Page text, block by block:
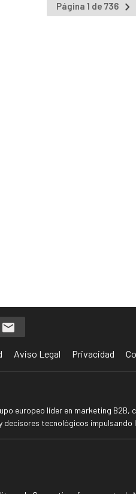
Página 1 de 736
Aviso Legal Privacidad
europeo líder en marketing
tecnológicos impulsando